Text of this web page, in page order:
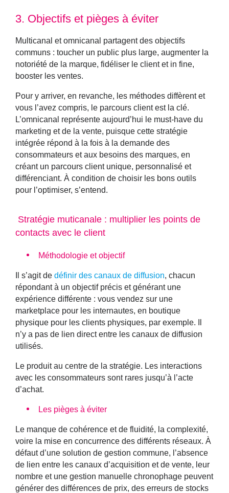
3. Objectifs et pièges à éviter
Multicanal et omnicanal partagent des objectifs
communs : toucher un public plus large, augmenter la
notoriété de la marque, fidéliser le client et in fine,
booster les ventes.
Pour y arriver, en revanche, les méthodes diffèrent et
vous l’avez compris, le parcours client est la clé.
L’omnicanal représente aujourd’hui le must-have du
marketing et de la vente, puisque cette stratégie
intégrée répond à la fois à la demande des
consommateurs et aux besoins des marques, en
créant un parcours client unique, personnalisé et
différenciant. À condition de choisir les bons outils
pour l’optimiser, s’entend.
Stratégie muticanale : multiplier les points de
contacts avec le client
Méthodologie et objectif
Il s’agit de définir des canaux de diffusion, chacun
répondant à un objectif précis et générant une
expérience différente : vous vendez sur une
marketplace pour les internautes, en boutique
physique pour les clients physiques, par exemple. Il
n’y a pas de lien direct entre les canaux de diffusion
utilisés.
Le produit au centre de la stratégie. Les interactions
avec les consommateurs sont rares jusqu’à l’acte
d’achat.
Les pièges à éviter
Le manque de cohérence et de fluidité, la complexité,
voire la mise en concurrence des différents réseaux. À
défaut d’une solution de gestion commune, l’absence
de lien entre les canaux d’acquisition et de vente, leur
nombre et une gestion manuelle chronophage peuvent
générer des différences de prix, des erreurs de stocks